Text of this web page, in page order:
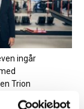
ingår
Trion